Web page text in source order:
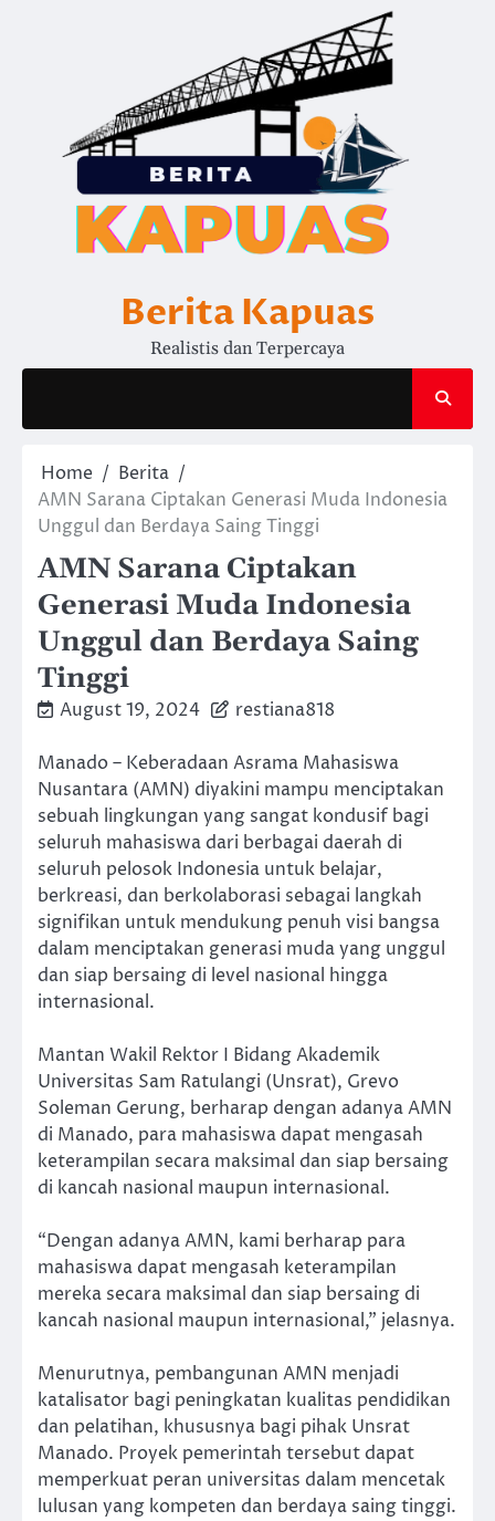
Berita Kapuas
Realistis dan Terpercaya
Home
Berita
AMN Sarana Ciptakan Generasi Muda Indonesia
Unggul dan Berdaya Saing Tinggi
AMN Sarana Ciptakan
Generasi Muda Indonesia
Unggul dan Berdaya Saing
Tinggi
August 19, 2024 restiana818
Manado – Keberadaan Asrama Mahasiswa
Nusantara (AMN) diyakini mampu menciptakan
sebuah lingkungan yang sangat kondusif bagi
seluruh mahasiswa dari berbagai daerah di
seluruh pelosok Indonesia untuk belajar,
berkreasi, dan berkolaborasi sebagai langkah
signifikan untuk mendukung penuh visi bangsa
dalam menciptakan generasi muda yang unggul
dan siap bersaing di level nasional hingga
internasional.
Mantan Wakil Rektor I Bidang Akademik
Universitas Sam Ratulangi (Unsrat), Grevo
Soleman Gerung, berharap dengan adanya AMN
di Manado, para mahasiswa dapat mengasah
keterampilan secara maksimal dan siap bersaing
di kancah nasional maupun internasional.
“Dengan adanya AMN, kami berharap para
mahasiswa dapat mengasah keterampilan
mereka secara maksimal dan siap bersaing di
kancah nasional maupun internasional,” jelasnya.
Menurutnya, pembangunan AMN menjadi
katalisator bagi peningkatan kualitas pendidikan
dan pelatihan, khususnya bagi pihak Unsrat
Manado. Proyek pemerintah tersebut dapat
memperkuat peran universitas dalam mencetak
lulusan yang kompeten dan berdaya saing tinggi.